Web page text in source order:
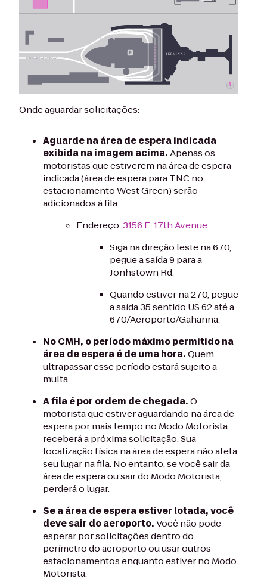
Onde aguardar solicitações:
Aguarde na área de espera indicada
exibida na imagem acima.Apenas os
motoristas que estiverem na área de espera
indicada (área de espera para TNC no
estacionamento West Green) serão
adicionados à fila.
Endereço:3156 E. 17th Avenue.
Siga na direção leste na 670,
pegue a saída 9 para a
Jonhstown Rd.
Quando estiver na 270, pegue
a saída 35 sentido US 62 até a
670/Aeroporto/Gahanna.
No CMH, o período máximo permitido na
área de espera é de uma hora.Quem
ultrapassar esse período estará sujeito a
multa.
A fila é por ordem de chegada.O
motorista que estiver aguardando na área de
espera por mais tempo no Modo Motorista
receberá a próxima solicitação. Sua
localização física na área de espera não afeta
seu lugar na fila. No entanto, se você sair da
área de espera ou sair do Modo Motorista,
perderá o lugar.
Se a área de espera estiver lotada, você
deve sair do aeroporto.Você não pode
esperar por solicitações dentro do
perímetro do aeroporto ou usar outros
estacionamentos enquanto estiver no Modo
Motorista.